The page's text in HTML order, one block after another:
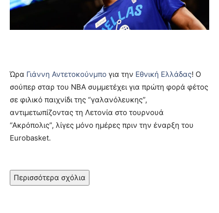
Ώρα Γιάννη Αντετοκούνμπο για την Εθνική Ελλάδας! Ο
σούπερ σταρ του NBA συμμετέχει για πρώτη φορά φέτος
σε φιλικό παιχνίδι της “γαλανόλευκης”,
αντιμετωπίζοντας τη Λετονία στο τουρνουά
“Ακρόπολις”, λίγες μόνο ημέρες πριν την έναρξη του
Eurobasket.
Περισσότερα σχόλια